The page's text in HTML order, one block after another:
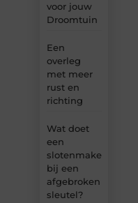
voor jouw
Droomtuin
Een
overleg
met meer
rust en
richting
Wat doet
een
slotenmaker
bij een
afgebroken
sleutel?